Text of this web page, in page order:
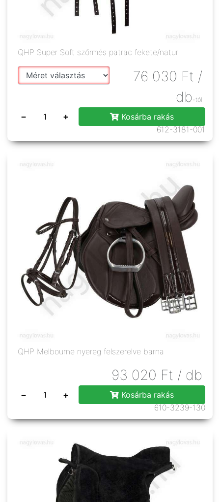
QHP Super Soft szőrmés patrac fekete/natur
76 030 Ft /
db -tól
− +
Kosárba rakás
612-3181-001
QHP Melbourne nyereg felszerelve barna
93 020 Ft / db
− +
Kosárba rakás
610-3239-130